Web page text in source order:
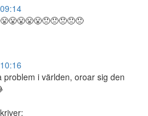
problem i världen, oroar sig den